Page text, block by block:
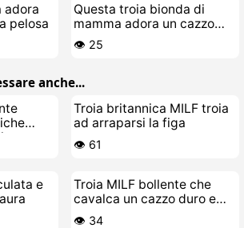
adora
pelosa
Questa troia bionda di
mamma adora un cazzo
nero
👁️ 25
anche...
Troia britannica MILF troia
ad arraparsi la figa
👁️ 61
e
Troia MILF bollente che
cavalca un cazzo duro e
grosso
👁️ 34